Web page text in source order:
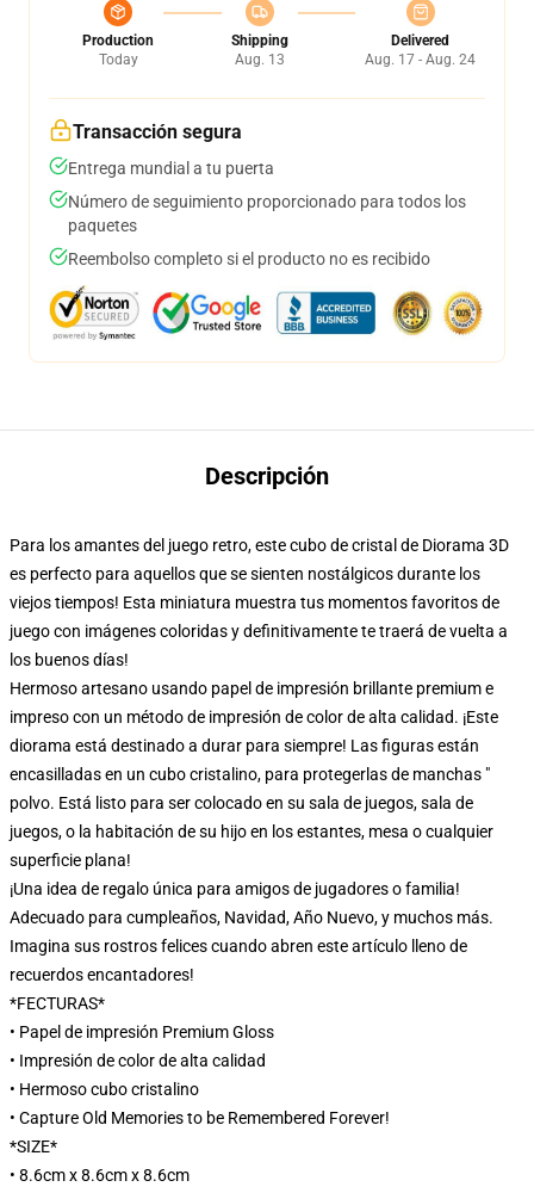
Production
Today
Shipping
Aug. 13
Delivered
Aug. 17 - Aug. 24
Transacción segura
Entrega mundial a tu puerta
Número de seguimiento proporcionado para todos los
paquetes
Reembolso completo si el producto no es recibido
Descripción
Para los amantes del juego retro, este cubo de cristal de Diorama 3D
es perfecto para aquellos que se sienten nostálgicos durante los
viejos tiempos! Esta miniatura muestra tus momentos favoritos de
juego con imágenes coloridas y definitivamente te traerá de vuelta a
los buenos días!
Hermoso artesano usando papel de impresión brillante premium e
impreso con un método de impresión de color de alta calidad. ¡Este
diorama está destinado a durar para siempre! Las figuras están
encasilladas en un cubo cristalino, para protegerlas de manchas "
polvo. Está listo para ser colocado en su sala de juegos, sala de
juegos, o la habitación de su hijo en los estantes, mesa o cualquier
superficie plana!
¡Una idea de regalo única para amigos de jugadores o familia!
Adecuado para cumpleaños, Navidad, Año Nuevo, y muchos más.
Imagina sus rostros felices cuando abren este artículo lleno de
recuerdos encantadores!
*FECTURAS*
• Papel de impresión Premium Gloss
• Impresión de color de alta calidad
• Hermoso cubo cristalino
• Capture Old Memories to be Remembered Forever!
*SIZE*
• 8.6cm x 8.6cm x 8.6cm